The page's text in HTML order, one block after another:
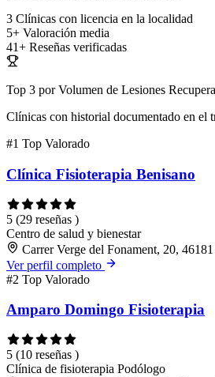
3 Clínicas con licencia en la localidad
5+ Valoración media
41+ Reseñas verificadas
Top 3 por Volumen de Lesiones
Clínicas con historial documentado en el
#1 Top Valorado
Clínica Fisioterapia Benisano
5 (29 reseñas )
Centro de salud y bienestar
Carrer Verge del Fonament, 20,
Ver perfil completo
#2 Top Valorado
Amparo Domingo Fisioterapia
5 (10 reseñas )
Clínica de fisioterapia Podólogo